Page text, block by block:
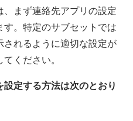
まず連絡先アプリの設定
。特定のサブセットでは
れるように適切な設定が
ください。
定する方法は次のとおり